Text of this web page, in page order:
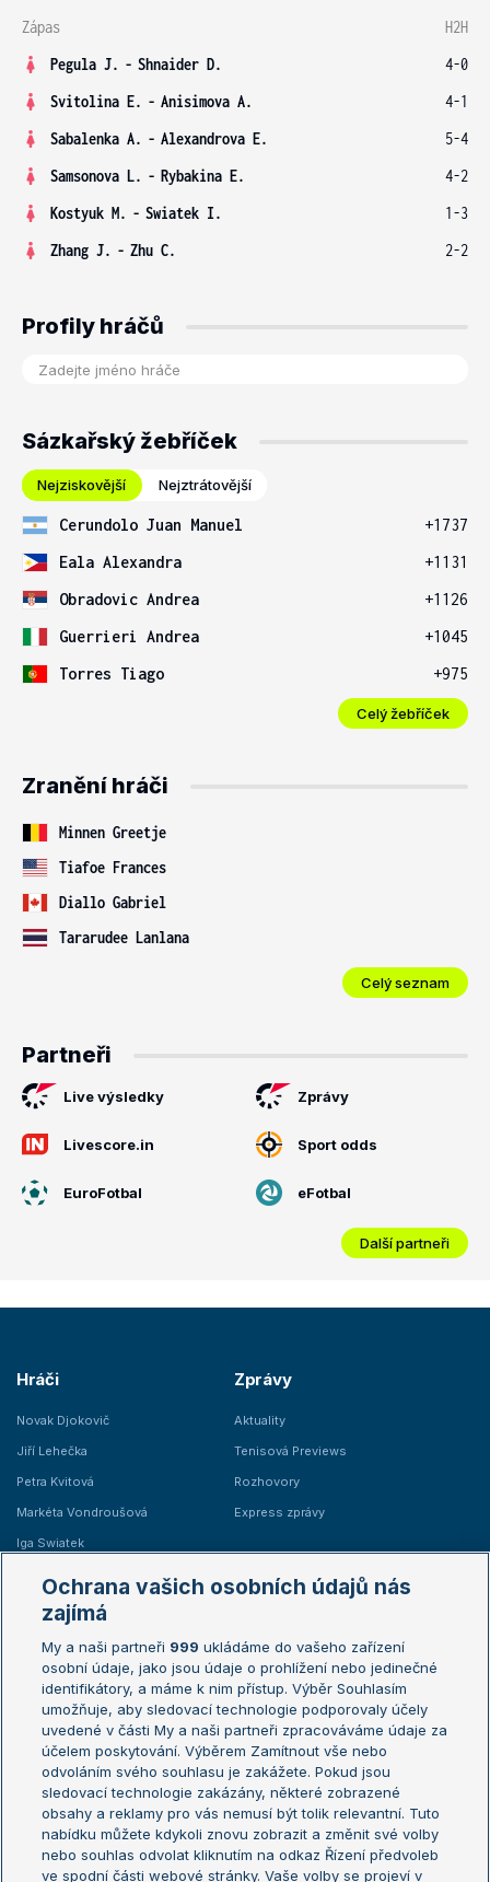
Zápas
H2H
Pegula J. - Shnaider D.
4-0
Svitolina E. - Anisimova A.
4-1
Sabalenka A. - Alexandrova E.
5-4
Samsonova L. - Rybakina E.
4-2
Kostyuk M. - Swiatek I.
1-3
Zhang J. - Zhu C. 2-2
Profily hráčů
Sázkařský žebříček
Nejziskovější Nejztrátovější
Cerundolo Juan Manuel
+1737
Eala Alexandra
+1131
Obradovic Andrea
+1126
Guerrieri Andrea
+1045
Torres Tiago
+975
Celý žebříček
Zranění hráči
Minnen Greetje
Tiafoe Frances
Diallo Gabriel
Tararudee Lanlana
Celý seznam
Partneři
Live výsledky Zprávy
Livescore.in Sport odds
EuroFotbal eFotbal
Další partneři
Hráči
Novak Djokovič
Jiří Lehečka
Petra Kvitová
Markéta Vondroušová
Iga Swiatek
Zprávy
Aktuality
Tenisová Previews
Rozhovory
Express zprávy
Žebříčky
Žebříček ATP (muži)
Žebříček WTA (ženy)
Sázkařský žebříček
Australian Open
French Open
Wimbledon
US Open
Turnaj mistrů
Turnaj mistryň
Aktualní trendy
Fotbalové přestupy
Ochrana vašich osobních údajů nás
zajímá
My a naši partneři 999 ukládáme do vašeho zařízení
osobní údaje, jako jsou údaje o prohlížení nebo jedinečné
identifikátory, a máme k nim přístup. Výběr Souhlasím
umožňuje, aby sledovací technologie podporovaly účely
uvedené v části My a naši partneři zpracováváme údaje za
účelem poskytování. Výběrem Zamítnout vše nebo
odvoláním svého souhlasu je zakážete. Pokud jsou
sledovací technologie zakázány, některé zobrazené
obsahy a reklamy pro vás nemusí být tolik relevantní. Tuto
nabídku můžete kdykoli znovu zobrazit a změnit své volby
nebo souhlas odvolat kliknutím na odkaz Řízení předvoleb
ve spodní části webové stránky. Vaše volby se projeví v